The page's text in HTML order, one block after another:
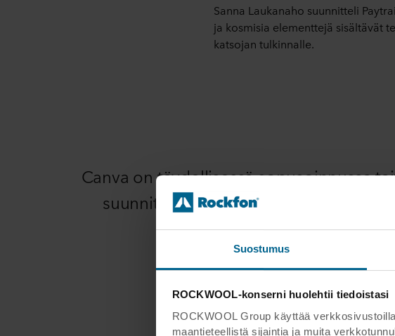
Suostumus
ROCKWOOL-konserni huolehtii tiedoistasi
ROCKWOOL Group käyttää
maantieteellistä sijaintia ja muita
Sanna Laukanaho suunnitteli
ja kosmisia elementtejä sisältävät
katsojan tulkinnalle.
Canva on täydellisessä sopusoinnussa
suunnittelijan ja tuotteen välillä.